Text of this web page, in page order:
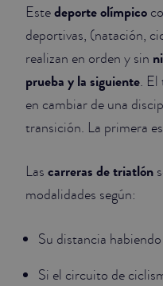
Estedeporte olímpico
deportivas, (natación,
realizan en orden y sin
prueba y la siguiente. El
en cambiar de una
transición. La primera
Las carreras de triatlón
modalidades según:
Su distancia
Si el circuito de